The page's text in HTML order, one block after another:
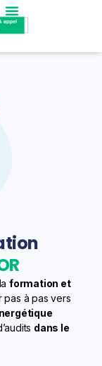
formation et
pas à pas vers
audits dans le